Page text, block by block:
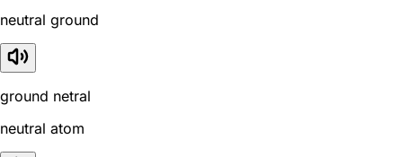
neutral ground
ground netral
neutral atom